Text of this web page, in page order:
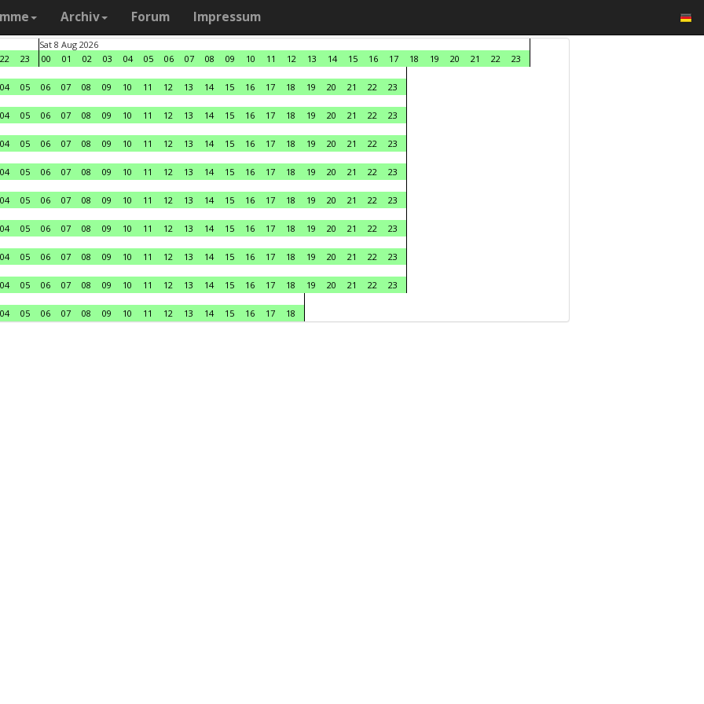
Archiv Forum Impressum
22 23
Sat 8 Aug 2026
00
01 02 03 04 05 06 07 08 09 10 11 12 13 14 15 16 17 18 19 20 21 22 23
04 05 06 07 08 09 10 11 12 13 14 15 16 17 18 19 20 21 22 23
04 05 06 07 08 09 10 11 12 13 14 15 16 17 18 19 20 21 22 23
04 05 06 07 08 09 10 11 12 13 14 15 16 17 18 19 20 21 22 23
04 05 06 07 08 09 10 11 12 13 14 15 16 17 18 19 20 21 22 23
04 05 06 07 08 09 10 11 12 13 14 15 16 17 18 19 20 21 22 23
04 05 06 07 08 09 10 11 12 13 14 15 16 17 18 19 20 21 22 23
04 05 06 07 08 09 10 11 12 13 14 15 16 17 18 19 20 21 22 23
04 05 06 07 08 09 10 11 12 13 14 15 16 17 18 19 20 21 22 23
04 05 06 07 08 09 10 11 12 13 14 15 16 17 18